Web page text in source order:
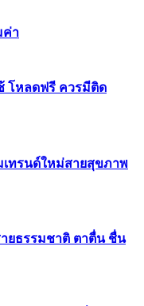
ค่า
โหลดฟรี ควรมีติด
เทรนด์ใหม่สายสุขภาพ
ยธรรมชาติ ตาตื่น ชื่น